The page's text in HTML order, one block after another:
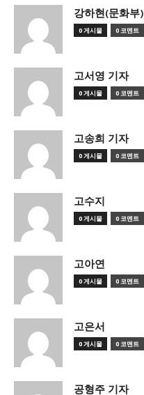
강하현(문화부)
0 게시물 0 코멘트
고서영 기자
0 게시물 0 코멘트
고송희 기자
0 게시물 0 코멘트
고수지
0 게시물 0 코멘트
고아연
0 게시물 0 코멘트
고은서
0 게시물 0 코멘트
공형주 기자